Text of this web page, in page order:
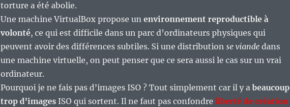
torture a été abolie.
Une machine VirtualBox propose un environnement reproductible à
volonté, ce qui est difficile dans un parc d’ordinateurs physiques qui
peuvent avoir des différences subtiles. Si une distribution se viandedans
une machine virtuelle, on peut penser que ce sera aussi le cas sur un vrai
ordinateur.
Pourquoi je ne fais pas d’images ISO ? Tout simplement car il y a beaucoup
trop d’imagesISO qui sortent. Il ne faut pas confondre liberté de création